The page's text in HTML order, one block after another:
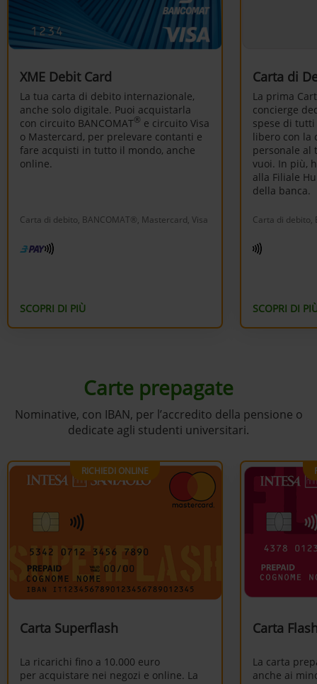
XME Debit Card
La tua carta di debito internazionale,
anche solo digitale. Puoi acquistarla
con circuito BANCOMAT® e circuito Visa
o Mastercard, per prelevare contanti e
fare acquisti in tutto il mondo, anche
online.
Carta di debito, BANCOMAT®, Mastercard, Visa
SCOPRI DI PIÙ
Carta di
La prima
concierge
spese di
libero con la
personale al
vuoi. In più,
alla Filiale
della banca.
Carta di debito,
SCOPRI DI
Carte prepagate
Nominative, con IBAN, per l’accredito della pensione o
dedicate agli studenti universitari.
RICHIEDI ONLINE
Carta Superflash
La ricarichi fino a 10.000 euro
per acquistare nei negozi e online. ​La
Carta
La carta
anche ai